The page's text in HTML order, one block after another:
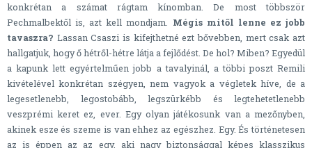
konkrétan a számat rágtam kínomban. De most többször
Pechmalbektől is, azt kell mondjam. Mégis mitől lenne ez jobb
tavaszra? Lassan Csaszi is kifejthetné ezt bővebben, mert csak azt
hallgatjuk, hogy ő hétről-hétre látja a fejlődést. De hol? Miben? Egyedül
a kapunk lett egyértelműen jobb a tavalyinál, a többi poszt Remili
kivételével konkrétan szégyen, nem vagyok a végletek híve, de a
legesetlenebb, legostobább, legszürkébb és legtehetetlenebb
veszprémi keret ez, ever. Egy olyan játékosunk van a mezőnyben,
akinek esze és szeme is van ehhez az egészhez. Egy. És történetesen
az is éppen az az egy, aki nagy biztonsággal képes klasszikus